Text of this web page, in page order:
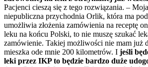
Pacjenci cieszą się z tego rozwiązania. –
niepubliczna przychodnia Orlik, która ma
umożliwia złożenia zamówienia na receptę
leku na końcu Polski, to nie muszę szukać
zamówienie. Takiej możliwości nie mam już
mieszka ode mnie 200 kilometrów. I jeśli
leki przez IKP to będzie bardzo duże